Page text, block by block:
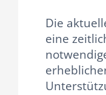
Die
eine